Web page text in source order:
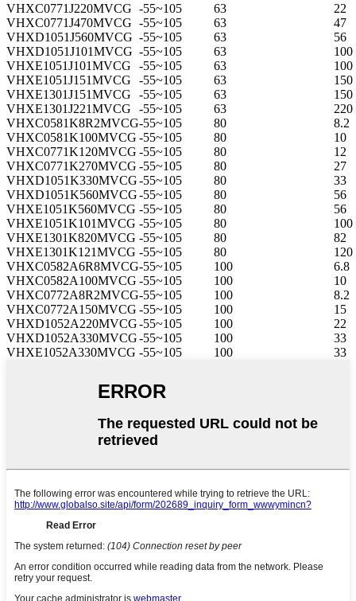
VHXC0771J220MVCG -55~105 63
22
VHXC0771J470MVCG -55~105 63
47
VHXD1051J560MVCG -55~105 63
56
VHXD1051J101MVCG -55~105 63
100
VHXE1051J101MVCG
-55~105 63
100
VHXE1051J151MVCG
-55~105 63
150
VHXE1301J151MVCG
-55~105 63
150
VHXE1301J221MVCG
-55~105 63
220
VHXC0581K8R2MVCG-55~105 80
8.2
VHXC0581K100MVCG -55~105 80
10
VHXC0771K120MVCG -55~105 80
12
VHXC0771K270MVCG -55~105 80
27
VHXD1051K330MVCG-55~105 80
33
VHXD1051K560MVCG-55~105 80
56
VHXE1051K560MVCG -55~105 80
56
VHXE1051K101MVCG -55~105 80
100
VHXE1301K820MVCG -55~105 80
82
VHXE1301K121MVCG -55~105 80
120
VHXC0582A6R8MVCG-55~105 100
6.8
VHXC0582A100MVCG -55~105 100
10
VHXC0772A8R2MVCG-55~105 100
8.2
VHXC0772A150MVCG -55~105 100
15
VHXD1052A220MVCG-55~105 100
22
VHXD1052A330MVCG-55~105 100
33
VHXE1052A330MVCG -55~105 100 33